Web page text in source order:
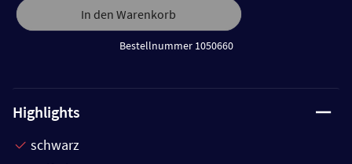
In den Warenkorb
Bestellnummer 1050660
Highlights
schwarz